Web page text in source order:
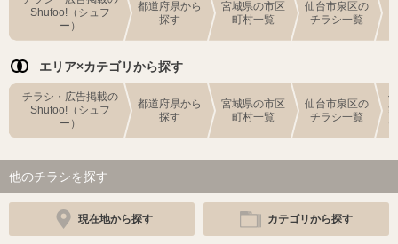
Shufoo!（シュフ
ー）
都道府県から
探す
宮城県の市区
町村一覧
仙台市泉区の
チラシ一覧
エリア×カテゴリから探す
チラシ・広告掲載の
Shufoo!（シュフ
ー）
都道府県から
探す
宮城県の市区
町村一覧
仙台市泉区の
チラシ一覧
他のチラシを探す
現在地から探す カテゴリから探す